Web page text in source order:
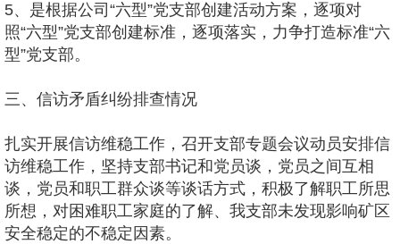
5、是根据公司“六型”党支部创建活动方案，逐项对
照“六型”党支部创建标准，逐项落实，力争打造标准“六
型”党支部。
三、信访矛盾纠纷排查情况
扎实开展信访维稳工作，召开支部专题会议动员安排信
访维稳工作，坚持支部书记和党员谈，党员之间互相
谈，党员和职工群众谈等谈话方式，积极了解职工所思
所想，对困难职工家庭的了解、我支部未发现影响矿区
安全稳定的不稳定因素。